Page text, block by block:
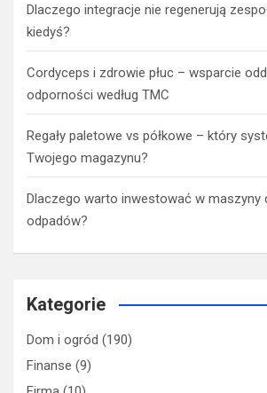
Dlaczego integracje nie regenerują
kiedyś?
Cordyceps i zdrowie płuc – wsparcie
odporności według TMC
Regały paletowe vs półkowe – który
Twojego magazynu?
Dlaczego warto inwestować w maszyny
odpadów?
Kategorie
Dom i ogród (190)
Finanse (9)